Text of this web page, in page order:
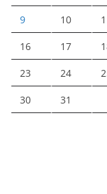
9 10
16 17
23 24
30 31